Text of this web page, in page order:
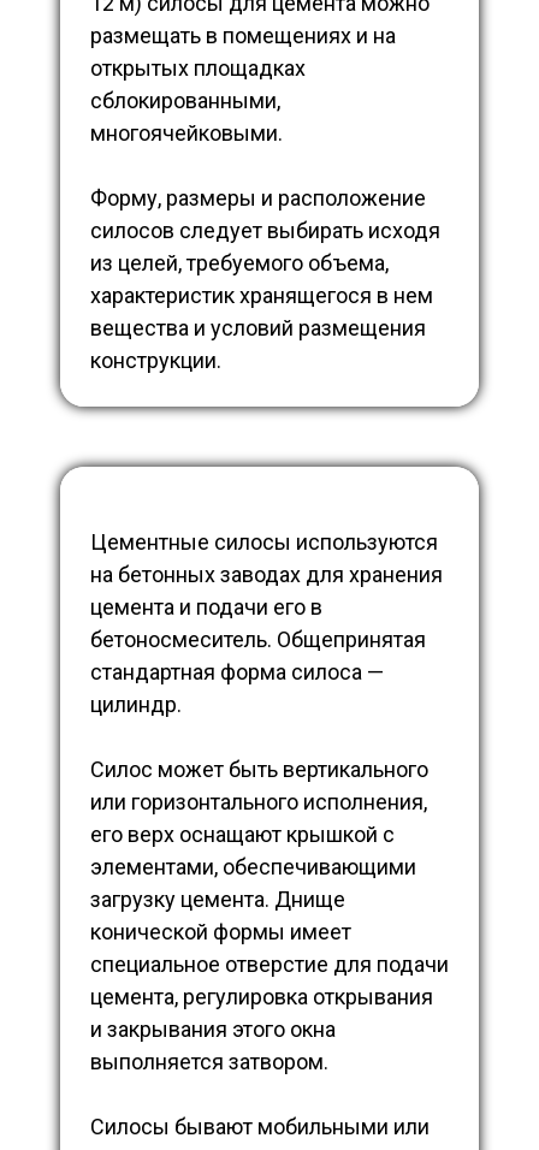
размещать в помещениях и на
открытых площадках
сблокированными,
многоячейковыми.
Форму, размеры и расположение
силосов следует выбирать исходя
из целей, требуемого объема,
характеристик хранящегося в нем
вещества и условий размещения
конструкции.
Цементные силосы используются
на бетонных заводах для хранения
цемента и подачи его в
бетоносмеситель. Общепринятая
стандартная форма силоса —
цилиндр.
Силос может быть вертикального
или горизонтального исполнения,
его верх оснащают крышкой с
элементами, обеспечивающими
загрузку цемента. Днище
конической формы имеет
специальное отверстие для подачи
цемента, регулировка открывания
и закрывания этого окна
выполняется затвором.
Силосы бывают мобильными или